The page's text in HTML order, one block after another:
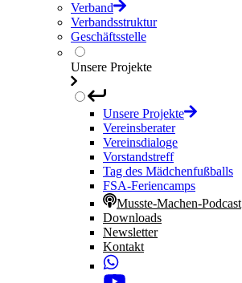
Verband
Verbandsstruktur
Geschäftsstelle
Unsere Projekte
Unsere Projekte
Vereinsberater
Vereinsdialoge
Vorstandstreff
Tag des Mädchenfußballs
FSA-Feriencamps
Musste-Machen-Podcast
Downloads
Newsletter
Kontakt